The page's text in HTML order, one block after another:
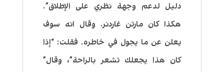
دليل لدعم وجهة نظري على الإطلاق”.
هكذا كان مارتن غاردنر. وقال انه سوف
يعلن عن ما يجول في خاطره. فقلت: “إذا
كان هذا يجعلك تشعر بالراحة”، وقال”